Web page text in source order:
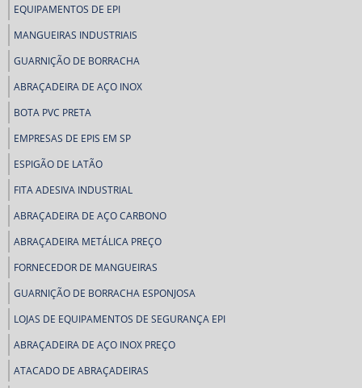
EQUIPAMENTOS DE EPI
MANGUEIRAS INDUSTRIAIS
GUARNIÇÃO DE BORRACHA
ABRAÇADEIRA DE AÇO INOX
BOTA PVC PRETA
EMPRESAS DE EPIS EM SP
ESPIGÃO DE LATÃO
FITA ADESIVA INDUSTRIAL
ABRAÇADEIRA DE AÇO CARBONO
ABRAÇADEIRA METÁLICA PREÇO
FORNECEDOR DE MANGUEIRAS
GUARNIÇÃO DE BORRACHA ESPONJOSA
LOJAS DE EQUIPAMENTOS DE SEGURANÇA EPI
ABRAÇADEIRA DE AÇO INOX PREÇO
ATACADO DE ABRAÇADEIRAS